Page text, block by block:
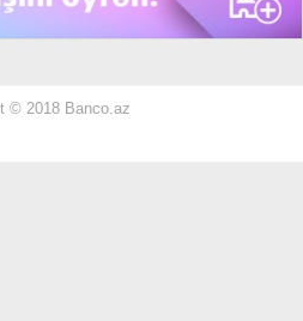
© 2018 Banco.az